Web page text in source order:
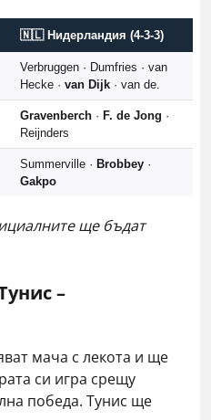
🇳🇱 Нидерландия (4-3-3)
Verbruggen · Dumfries · van
Hecke · van Dijk · van de.
Gravenberch · F. de Jong ·
Reijnders
Summerville · Brobbey ·
Gakpo
ще бъдат
–
мача с лекота и ще
си игра срещу
победа. Тунис ще